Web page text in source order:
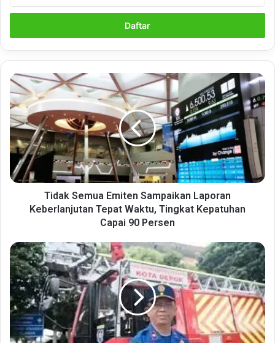
Email
Tidak
Semua
Emiten
Sampaikan
Laporan
Keberlanjutan
Tepat
Waktu,
Tingkat
KepatuhanTidak Semua Emiten Sampaikan Laporan
Keberlanjutan Tepat Waktu, Tingkat Kepatuhan
Capai 90 Persen
Usung
Zona
Integritas,
Gulkarmat
Kota
Depok
Pastikan
Setiap